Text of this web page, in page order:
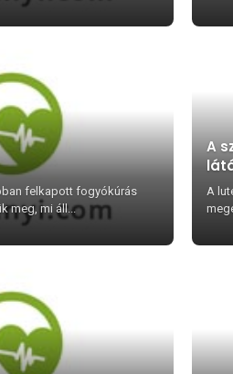
felkapott fogyókúrás
meg, mi áll...
A
A